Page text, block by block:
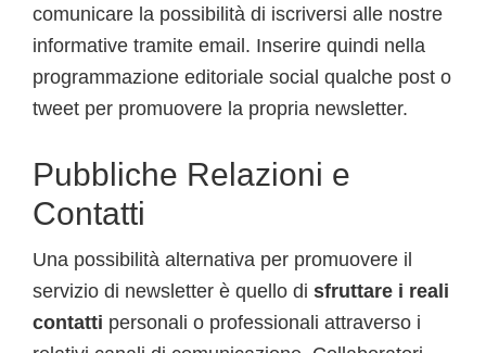
comunicare la possibilità di iscriversi alle nostre
informative tramite email. Inserire quindi nella
programmazione editoriale social qualche post o
tweet per promuovere la propria newsletter.
Pubbliche Relazioni e
Contatti
Una possibilità alternativa per promuovere il
servizio di newsletter è quello di sfruttare i reali
contatti personali o professionali attraverso i